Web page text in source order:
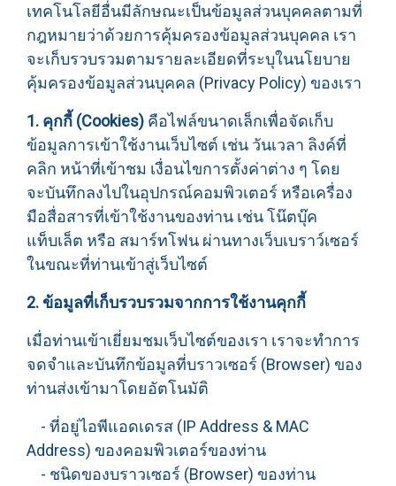
เทคโนโลยีอื่นมีลักษณะเป็นข้อมูลส่วนบุคคลตามที่
กฎหมายว่าด้วยการคุ้มครองข้อมูลส่วนบุคคล เรา
จะเก็บรวบรวมตามรายละเอียดที่ระบุในนโยบาย
คุ้มครองข้อมูลส่วนบุคคล (Privacy Policy) ของเรา
1. คุกกี้ (Cookies) คือไฟล์ขนาดเล็กเพื่อจัดเก็บ
ข้อมูลการเข้าใช้งานเว็บไซต์ เช่น วันเวลา ลิงค์ที่
คลิก หน้าที่เข้าชม เงื่อนไขการตั้งค่าต่าง ๆ โดย
จะบันทึกลงไปในอุปกรณ์คอมพิวเตอร์ หรือเครื่อง
มือสื่อสารที่เข้าใช้งานของท่าน เช่น โน๊ตบุ๊ค
แท็บเล็ต หรือ สมาร์ทโฟน ผ่านทางเว็บเบราว์เซอร์
ในขณะที่ท่านเข้าสู่เว็บไซต์
2. ข้อมูลที่เก็บรวบรวมจากการใช้งานคุกกี้
เมื่อท่านเข้าเยี่ยมชมเว็บไซต์ของเรา เราจะทำการ
จดจำและบันทึกข้อมูลที่บราวเซอร์ (Browser) ของ
ท่านส่งเข้ามาโดยอัตโนมัติ
- ที่อยู่ไอพีแอดเดรส (IP Address & MAC
Address) ของคอมพิวเตอร์ของท่าน
- ชนิดของบราวเซอร์ (Browser) ของท่าน